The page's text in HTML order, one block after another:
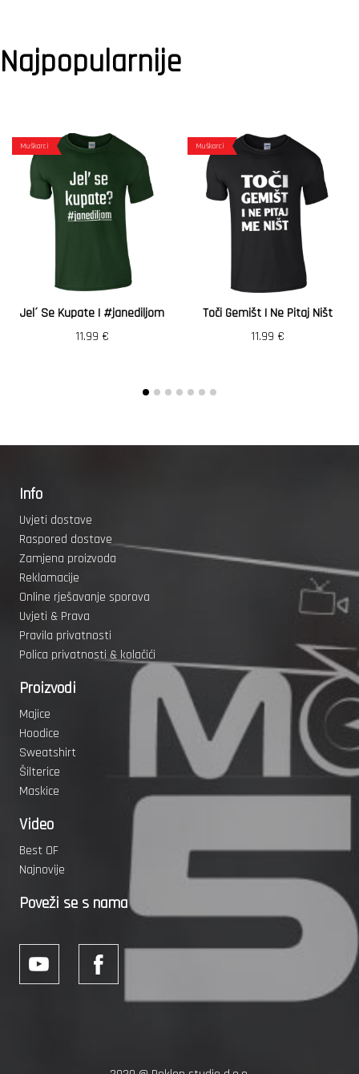
Najpopularnije
Muškarci
Jel´ Se Kupate | #janediljom
11.99 €
Muškarci
Toči Gemišt I Ne Pitaj Ništ
11.99 €
Info
Uvjeti dostave
Raspored dostave
Zamjena proizvoda
Reklamacije
Online rješavanje sporova
Uvjeti & Prava
Pravila privatnosti
Polica privatnosti & kolačići
Proizvodi
Majice
Hoodice
Sweatshirt
Šilterice
Maskice
Video
Best OF
Najnovije
Poveži se s nama